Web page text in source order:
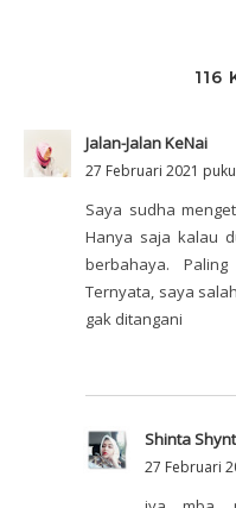
116
Jalan-Jalan KeNai
27 Februari 2021
Saya sudha
Hanya saja kalau
berbahaya.
Ternyata, saya
gak ditangani
Shinta
27 Februari